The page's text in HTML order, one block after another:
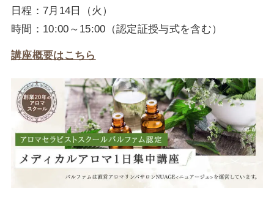
日程：7月14日（火）
時間：10:00～15:00（認定証授与式を含む）
講座概要はこちら